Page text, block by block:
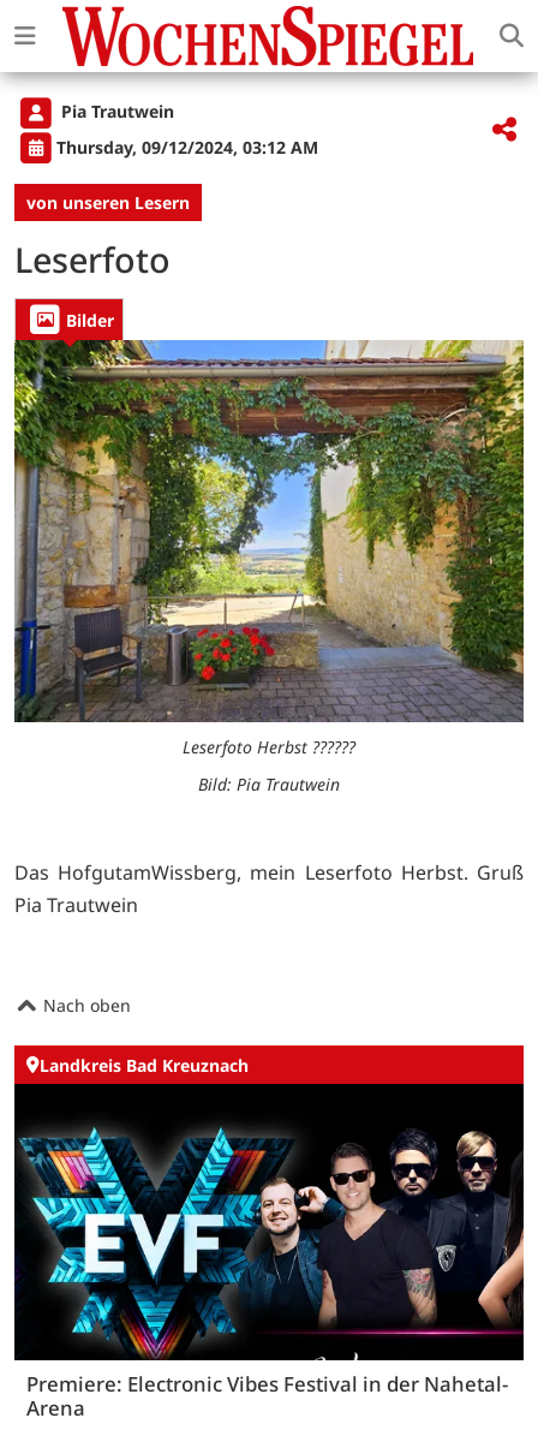
Pia Trautwein
Thursday, 09/12/2024, 03:12 AM
von unseren Lesern
Leserfoto
Bilder
Leserfoto Herbst ??????
Bild: Pia Trautwein
Das HofgutamWissberg, mein Leserfoto Herbst. Gruß
Pia Trautwein
Nach oben
Landkreis Bad Kreuznach
Premiere: Electronic Vibes Festival in der Nahetal-
Arena